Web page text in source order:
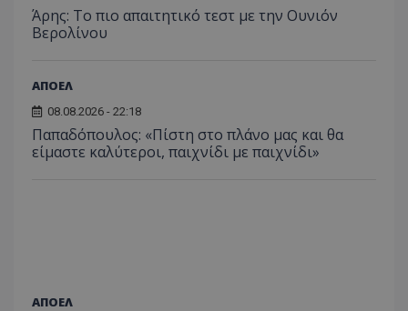
Άρης: Το πιο απαιτητικό τεστ με την Ουνιόν
Βερολίνου
ΑΠΟΕΛ
08.08.2026 - 22:18
Παπαδόπουλος: «Πίστη στο πλάνο μας και θα
είμαστε καλύτεροι, παιχνίδι με παιχνίδι»
ΑΠΟΕΛ